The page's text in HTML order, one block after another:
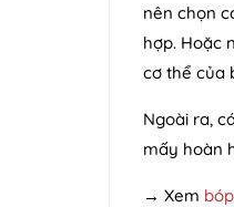
nên chọn
hợp. Hoặc
cơ thể của
Ngoài ra,
mấy hoàn
→ Xem